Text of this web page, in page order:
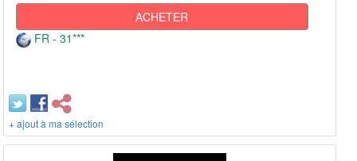
ACHETER
FR - 31***
+ ajout à ma sélection